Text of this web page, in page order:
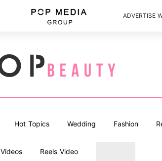
ADVERTISE
Hot Topics Wedding Fashion
Videos Reels Video